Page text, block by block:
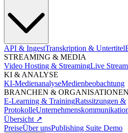
API & IngestTranskription & Untertitel
STREAMING & MEDIA
Video Hosting & StreamingLive
KI & ANALYSE
KI-MedienanalyseMedienbeobachtung
BRANCHEN & ORGANISATIONEN
E-Learning & TrainingRatssitzungen &
Protokolle
Übersicht ↗
PreiseÜber unsPublishing Suite Demo